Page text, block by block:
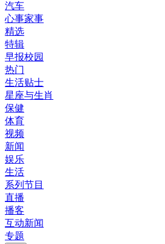
汽车
心事家事
精选
特辑
早报校园
热门
生活贴士
星座与生肖
保健
体育
视频
新闻
娱乐
生活
系列节目
直播
播客
互动新闻
专题